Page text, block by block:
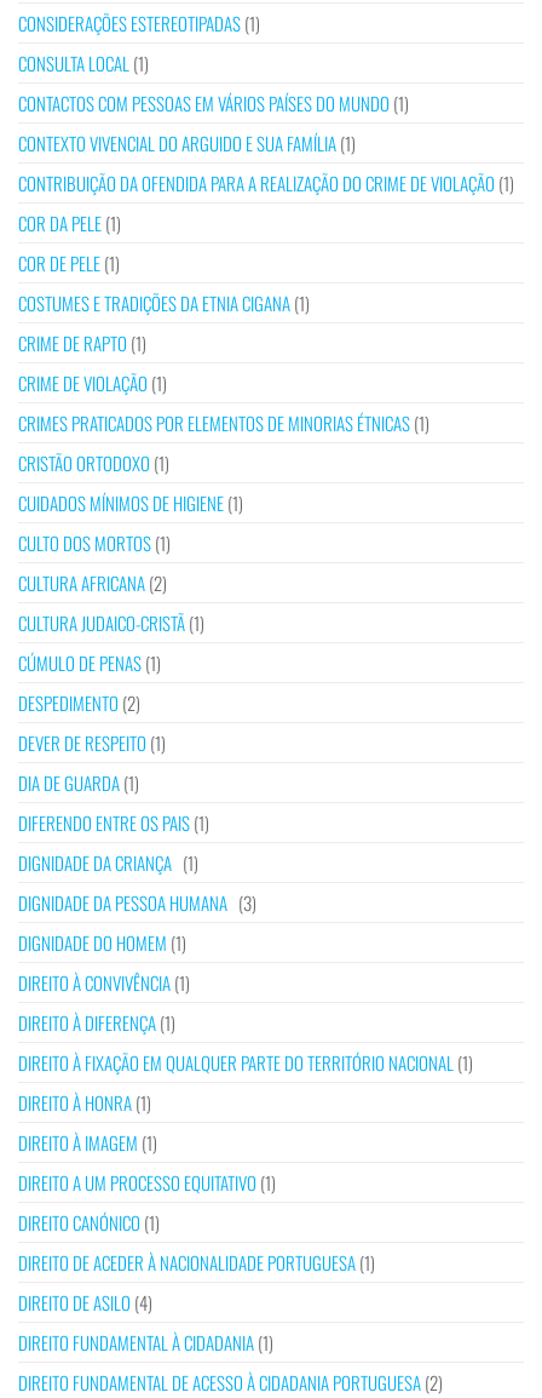
CONSIDERAÇÕES ESTEREOTIPADAS(1)
CONSULTA LOCAL (1)
CONTACTOS COM PESSOAS EM VÁRIOS PAÍSES DO MUNDO (1)
CONTEXTO VIVENCIAL DO ARGUIDO E SUA FAMÍLIA(1)
CONTRIBUIÇÃO DA OFENDIDA PARA A REALIZAÇÃO DO CRIME DE VIOLAÇÃO (1)
COR DA PELE(1)
COR DE PELE(1)
COSTUMES E TRADIÇÕES DA ETNIA CIGANA(1)
CRIME DE RAPTO (1)
CRIME DE VIOLAÇÃO (1)
CRIMES PRATICADOS POR ELEMENTOS DE MINORIAS ÉTNICAS(1)
CRISTÃO ORTODOXO (1)
CUIDADOS MÍNIMOS DE HIGIENE(1)
CULTO DOS MORTOS(1)
CULTURA AFRICANA(2)
CULTURA JUDAICO-CRISTÃ(1)
CÚMULO DE PENAS(1)
DESPEDIMENTO (2)
DEVER DE RESPEITO (1)
DIA DE GUARDA(1)
DIFERENDO ENTRE OS PAIS(1)
DIGNIDADE DA CRIANÇA (1)
DIGNIDADE DA PESSOA HUMANA (3)
DIGNIDADE DO HOMEM (1)
DIREITO À CONVIVÊNCIA(1)
DIREITO À DIFERENÇA(1)
DIREITO À FIXAÇÃO EM QUALQUER PARTE DO TERRITÓRIO NACIONAL (1)
DIREITO À HONRA(1)
DIREITO À IMAGEM (1)
DIREITO A UM PROCESSO EQUITATIVO (1)
DIREITO CANÓNICO (1)
DIREITO DE ACEDER À NACIONALIDADE PORTUGUESA(1)
DIREITO DE ASILO (4)
DIREITO FUNDAMENTAL À CIDADANIA(1)
DIREITO FUNDAMENTAL DE ACESSO À CIDADANIA PORTUGUESA(2)